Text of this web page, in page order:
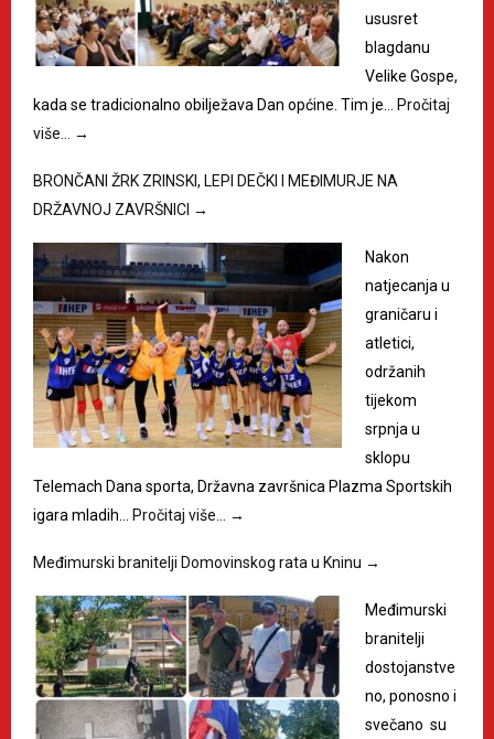
ususret
blagdanu
Velike Gospe,
kada se tradicionalno obilježava Dan općine. Tim je…
Pročitaj
više…
→
BRONČANI ŽRK ZRINSKI, LEPI DEČKI I MEĐIMURJE NA
DRŽAVNOJ ZAVRŠNICI →
Nakon
natjecanja u
graničaru i
atletici,
održanih
tijekom
srpnja u
sklopu
Telemach Dana sporta, Državna završnica Plazma Sportskih
igara mladih…
Pročitaj više… →
Međimurski branitelji Domovinskog rata u Kninu →
Međimurski
branitelji
dostojanstve
no, ponosno i
svečano su